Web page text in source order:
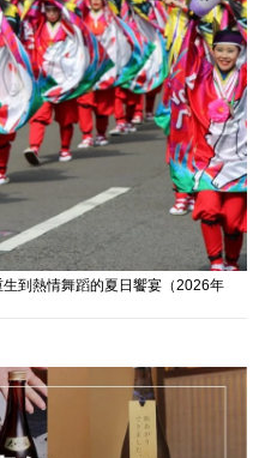
到熱情舞蹈的夏日饗宴（2026年